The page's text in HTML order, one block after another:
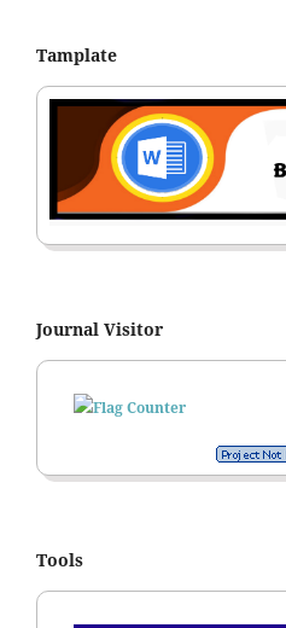
Tamplate
Journal Visitor
Tools